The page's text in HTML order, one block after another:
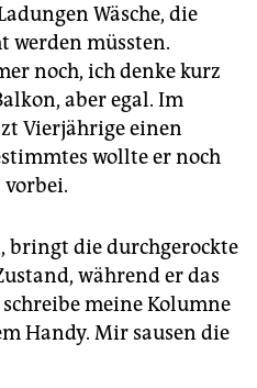
Wäsche, die
werden müssten.
noch, ich denke kurz
aber egal. Im
Vierjährige einen
wollte er noch
vorbei.
bringt die durchgerockte
während er das
meine Kolumne
Handy. Mir sausen die